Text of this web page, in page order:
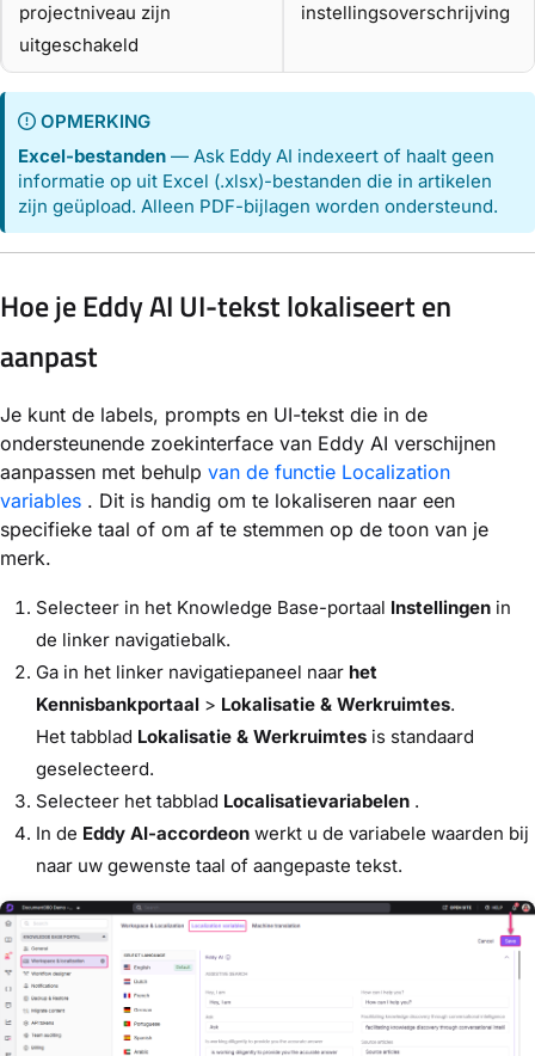
projectniveau zijn
uitgeschakeld
instellingsoverschrijving
OPMERKING
Excel-bestanden — Ask Eddy AI indexeert of haalt geen
informatie op uit Excel (.xlsx)-bestanden die in artikelen
zijn geüpload. Alleen PDF-bijlagen worden ondersteund.
Hoe je Eddy AI UI-tekst lokaliseert en
aanpast
Je kunt de labels, prompts en UI-tekst die in de
ondersteunende zoekinterface van Eddy AI verschijnen
aanpassen met behulp van de functie Localization
variables . Dit is handig om te lokaliseren naar een
specifieke taal of om af te stemmen op de toon van je
merk.
Selecteer in het Knowledge Base-portaal Instellingen in
de linker navigatiebalk.
Ga in het linker navigatiepaneel naar het
Kennisbankportaal > Lokalisatie & Werkruimtes.
Het tabblad Lokalisatie & Werkruimtes is standaard
geselecteerd.
Selecteer het tabblad Localisatievariabelen .
In de Eddy AI-accordeon werkt u de variabele waarden bij
naar uw gewenste taal of aangepaste tekst.